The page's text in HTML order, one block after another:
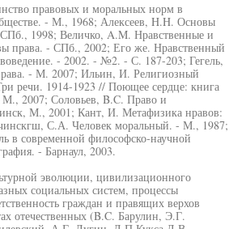
правовых и моральных норм в
- М., 1968; Алексеев, H.H. Основы
1998; Величко, A.M. Нравственные и
права. - СПб., 2002; Его же. Нравственный
- 2002. - №2. - С. 187-203; Гегель,
- М. 2007; Ильин, И. Религиозный
речи. 1914-1923 // Поющее сердце: книга
2007; Соловьев, B.C. Право и
М., 2001; Кант, И. Метафизика нравов:
С.А. Человек моральный. - М., 1987;
в современной философско-научной
- Барнаул, 2003.
эволюции, цивилизационного
социальных систем, процессы
граждан и правящих верхов
отечественных (B.C. Барулин, Э.Г.